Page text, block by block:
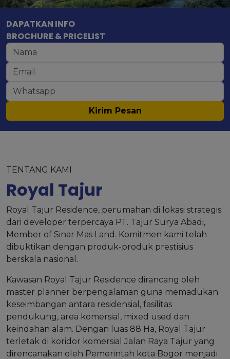
DAPATKAN INFO
BROCHURE & PRICELIST
Kirim Pesan
TENTANG KAMI
Royal Tajur
Royal Tajur Residence, perumahan di lokasi strategis
dari developer terpercaya PT. Tajur Surya Abadi,
Member of Sinar Mas Land. Komitmen kami telah
dibuktikan dengan produk-produk prestisius
berskala nasional.
Kawasan Royal Tajur Residence dirancang oleh
master planner berpengalaman guna memadukan
keseimbangan antara residensial, fasilitas
pendukung, area komersial, mixed used dan
keindahan alam. Dengan luas 88 Ha, Royal Tajur
terletak di koridor komersial Jalan Raya Tajur yang
direncanakan oleh Pemerintah kota Bogor menjadi